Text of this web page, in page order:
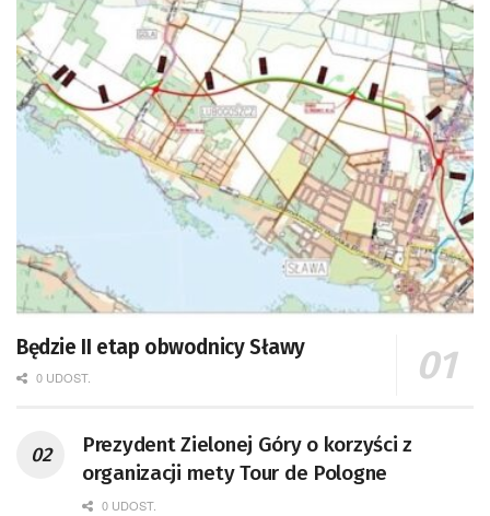
Będzie II etap obwodnicy Sławy
0 UDOST.
Prezydent Zielonej Góry o korzyści z
organizacji mety Tour de Pologne
0 UDOST.